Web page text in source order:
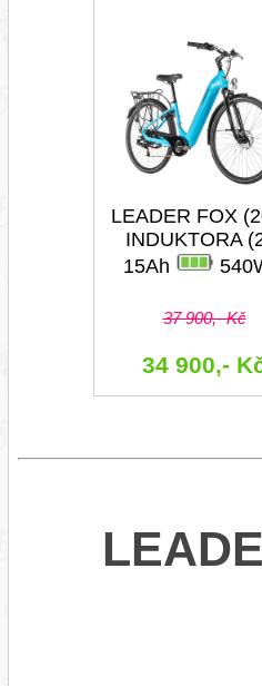
LEADER FOX
INDUKTORA
15Ah
37 900,- Kč
34 900,-